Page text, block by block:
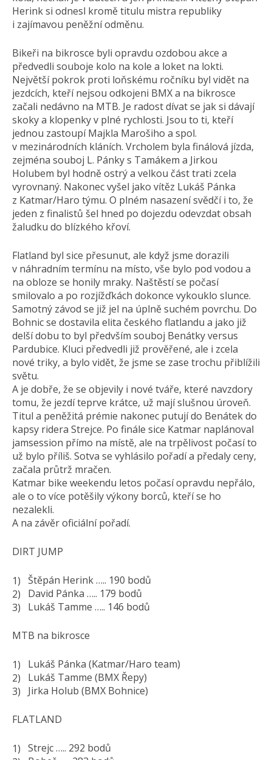
Herink si odnesl kromě titulu mistra republiky
i zajímavou peněžní odměnu.
Bikeři na bikrosce byli opravdu ozdobou akce a
předvedli souboje kolo na kole a loket na lokti.
Největší pokrok proti loňskému ročníku byl vidět na
jezdcích, kteří nejsou odkojeni BMX a na bikrosce
začali nedávno na MTB. Je radost dívat se jak si dávají
skoky a klopenky v plné rychlosti. Jsou to ti, kteří
jednou zastoupí Majkla Marošiho a spol.
v mezinárodních kláních. Vrcholem byla finálová jízda,
zejména souboj L. Pánky s Tamákem a Jirkou
Holubem byl hodně ostrý a velkou část trati zcela
vyrovnaný. Nakonec vyšel jako vítěz Lukáš Pánka
z Katmar/Haro týmu. O plném nasazení svědčí i to, že
jeden z finalistů šel hned po dojezdu odevzdat obsah
žaludku do blízkého křoví.
Flatland byl sice přesunut, ale když jsme dorazili
v náhradním termínu na místo, vše bylo pod vodou a
na obloze se honily mraky. Naštěstí se počasí
smilovalo a po rozjížďkách dokonce vykouklo slunce.
Samotný závod se již jel na úplně suchém povrchu. Do
Bohnic se dostavila elita českého flatlandu a jako již
delší dobu to byl předvším souboj Benátky versus
Pardubice. Kluci předvedli již prověřené, ale i zcela
nové triky, a bylo vidět, že jsme se zase trochu přiblížili
světu.
A je dobře, že se objevily i nové tváře, které navzdory
tomu, že jezdí teprve krátce, už mají slušnou úroveň.
Titul a peněžitá prémie nakonec putují do Benátek do
kapsy ridera Strejce. Po finále sice Katmar naplánoval
jamsession přímo na místě, ale na trpělivost počasí to
už bylo příliš. Sotva se vyhlásilo pořadí a předaly ceny,
začala průtrž mračen.
Katmar bike weekendu letos počasí opravdu nepřálo,
ale o to více potěšily výkony borců, kteří se ho
nezalekli.
A na závěr oficiální pořadí.
DIRT JUMP
Štěpán Herink ….. 190 bodů
David Pánka ….. 179 bodů
Lukáš Tamme ….. 146 bodů
MTB na bikrosce
Lukáš Pánka (Katmar/Haro team)
Lukáš Tamme (BMX Řepy)
Jirka Holub (BMX Bohnice)
FLATLAND
Strejc ….. 292 bodů